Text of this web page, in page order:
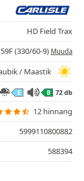
HD Field Trax
(330/60-9) Muuda
/ Maastik
E B 72 db
12 hinnang
5999110800882
588394